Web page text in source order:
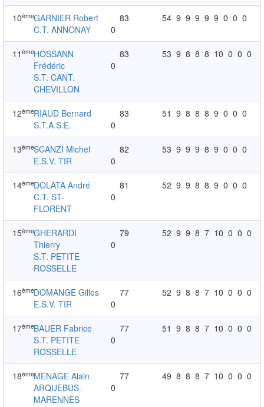
10èmeGARNIER Robert
C.T. ANNONAY
83 54 9 9 9 9 9 0 0 0
0
11 èmeHOSSANN
Frédéric
S.T. CANT.
CHEVILLON
83 53 9 8 8 8 10 0 0 0
0
12èmeRIAUD Bernard
S.T.A.S.E.
83 51 9 8 8 8 9 0 0 0
0
13èmeSCANZI Michel
E.S.V. TIR
82 53 9 9 9 8 9 0 0 0
0
14èmeDOLATA André
C.T. ST-
FLORENT
81 52 9 9 8 8 9 0 0 0
0
15èmeGHERARDI
Thierry
S.T. PETITE
ROSSELLE
79 52 9 9 8 7 10 0 0 0
0
16èmeDOMANGE Gilles
E.S.V. TIR
77 52 9 8 8 7 10 0 0 0
0
17èmeBAUER Fabrice
S.T. PETITE
ROSSELLE
77 51 9 8 8 7 10 0 0 0
0
18èmeMENAGE Alain
ARQUEBUS.
MARENNES
77 49 8 8 8 7 10 0 0 0
0